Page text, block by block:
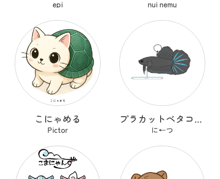
epi nui nemu
こにゃめる
Pictor
プラカットベタコレクションver.1
に←つ